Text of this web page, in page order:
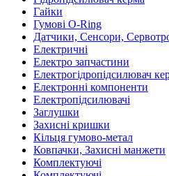
Гайки
Гумові O-Ring
Датчики, Сенсори,
Електричні
Електро запчастини
Електрогідропідсилювач
Електронні компоненти
Електропідсилювачі
Заглушки
Захисні кришки
Кільця гумово-метал
Ковпачки, Захисні манжети
Комплектуючі